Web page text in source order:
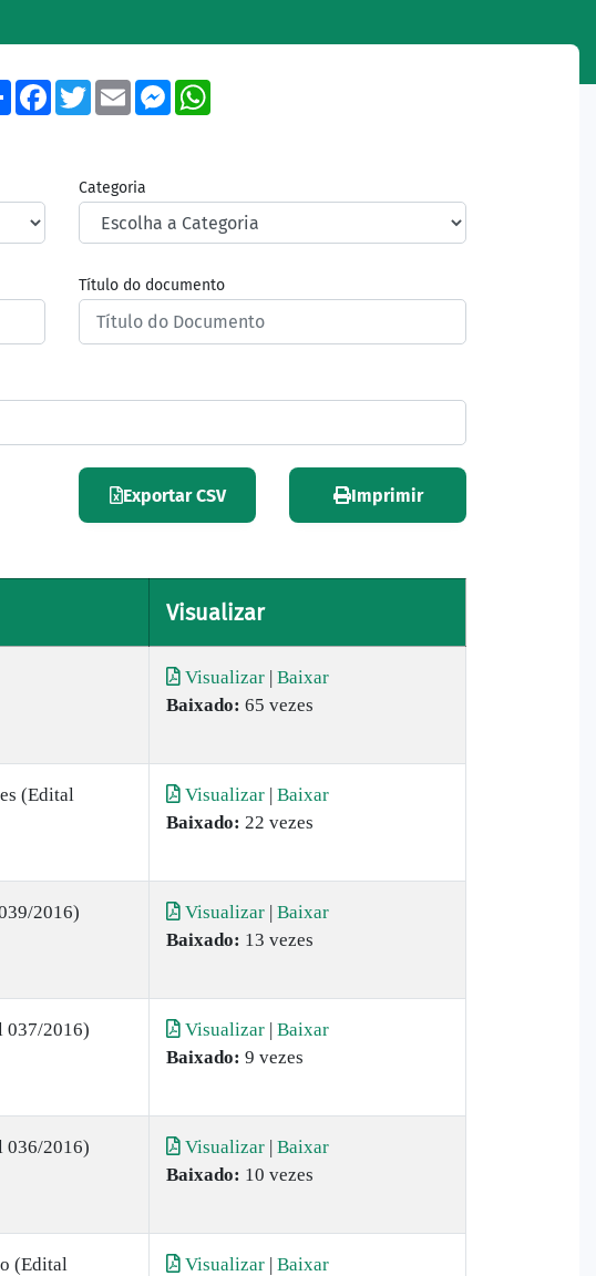
ShareFacebook
TwitterEmailMessenger
Categoria
Título do documento
Exportar CSV Imprimir
Visualizar
Visualizar | Baixar
Baixado: 65 vezes
(Edital
Visualizar | Baixar
Baixado: 22 vezes
2016) Visualizar | Baixar
Baixado: 13 vezes
037/2016) Visualizar | Baixar
Baixado: 9 vezes
036/2016) Visualizar | Baixar
Baixado: 10 vezes
(Edital
Visualizar | Baixar